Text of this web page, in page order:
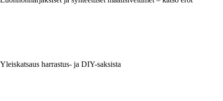
Yleiskatsaus harrastus- ja DIY-saksista